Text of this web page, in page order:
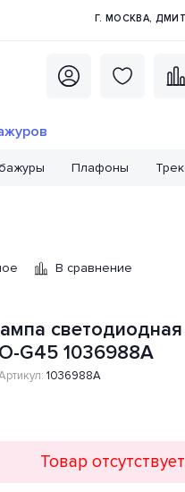
Г. МОСКВА,
Плафоны
В сравнение
G45 1036988A
1036988A
Товар отсутствует